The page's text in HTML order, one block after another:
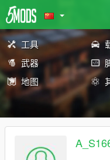
工具
武器
地图